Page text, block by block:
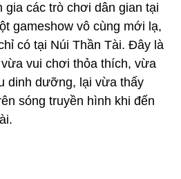
gia các trò chơi dân gian tại
gameshow vô cùng mới lạ,
có tại Núi Thần Tài. Đây là
vui chơi thỏa thích, vừa
dinh dưỡng, lại vừa thấy
sóng truyền hình khi đến